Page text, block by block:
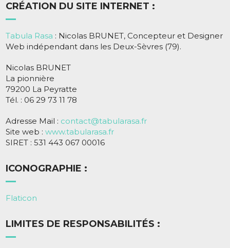
CRÉATION DU SITE INTERNET :
Tabula Rasa : Nicolas BRUNET, Concepteur et Designer
Web indépendant dans les Deux-Sèvres (79).
Nicolas BRUNET
La pionnière
79200 La Peyratte
Tél. : 06 29 73 11 78
Adresse Mail : contact@tabularasa.fr
Site web :www.tabularasa.fr
SIRET : 531 443 067 00016
ICONOGRAPHIE :
Flaticon
LIMITES DE RESPONSABILITÉS :